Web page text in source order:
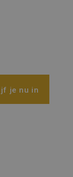
je nu in